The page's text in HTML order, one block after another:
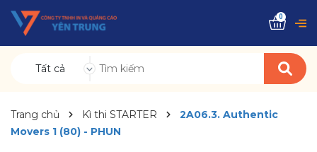
Tất cả
0
Trang chủ Kì thi STARTER
2A06.3. Authentic
Movers 1 (80) - PHUN